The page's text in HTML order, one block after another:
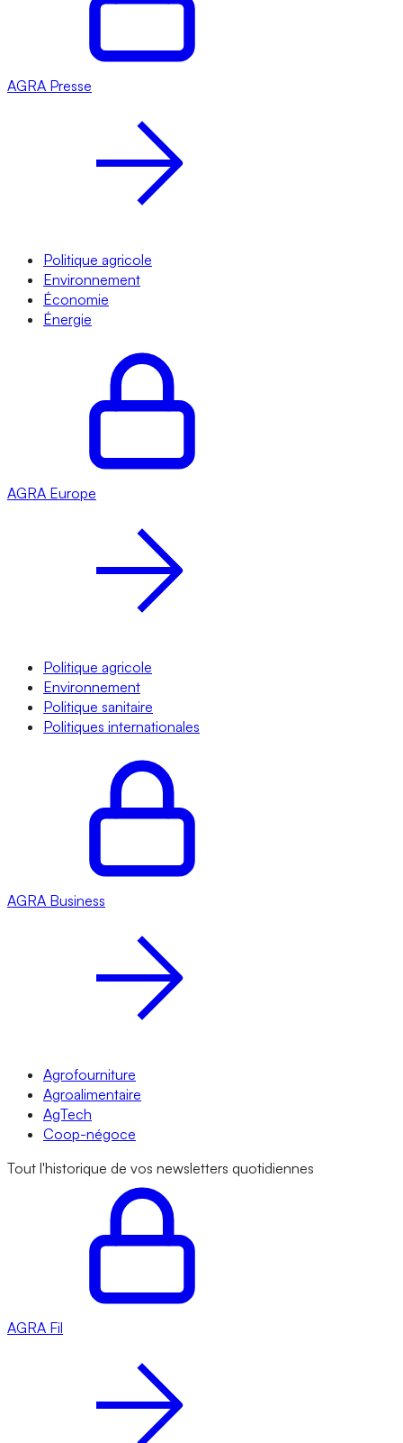
AGRA Presse
Politique agricole
Environnement
Économie
Énergie
AGRA Europe
Politique agricole
Environnement
Politique sanitaire
Politiques internationales
AGRA Business
Agrofourniture
Agroalimentaire
AgTech
Coop-négoce
Tout l'historique de vos newsletters quotidiennes
AGRA Fil